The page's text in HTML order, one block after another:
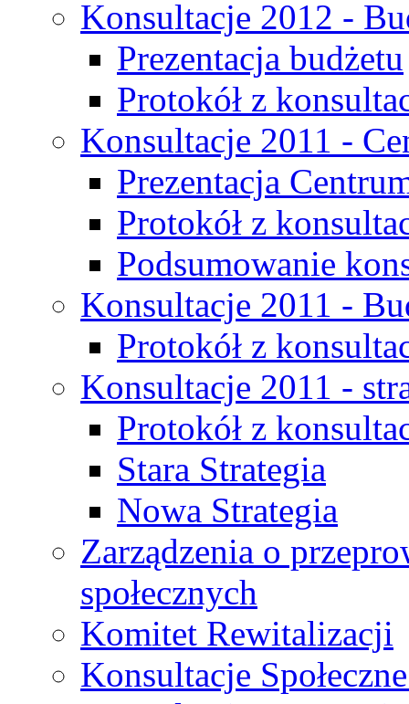
Konsultacje 2012 -
Prezentacja budżetu
Protokół z
Konsultacje 2011 -
Prezentacja
Protokół z
Podsumowanie
Konsultacje 2011 -
Protokół z
Konsultacje 2011 -
Protokół z
Stara Strategia
Nowa Strategia
Zarządzenia o
społecznych
Komitet Rewitalizacji
Konsultacje